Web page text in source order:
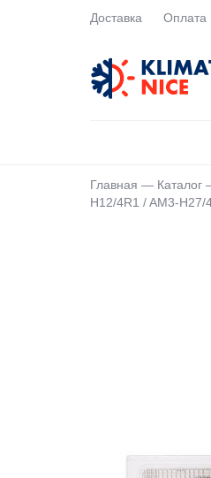
Доставка Оплата
Настенные
Aeronik
Cooper&Hunter
Главная — Каталог
H12/4R1 / AM3-H27/